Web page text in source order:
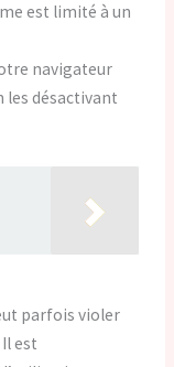
est limité à un
navigateur
les désactivant
parfois violer
est